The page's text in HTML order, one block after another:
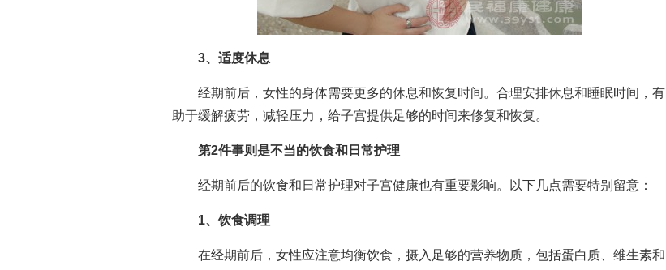
3、适度休息
经期前后，女性的身体需要更多的休息和恢复时间。合理安排休息和睡眠时间，有
助于缓解疲劳，减轻压力，给子宫提供足够的时间来修复和恢复。
第2件事则是不当的饮食和日常护理
经期前后的饮食和日常护理对子宫健康也有重要影响。以下几点需要特别留意：
1、饮食调理
在经期前后，女性应注意均衡饮食，摄入足够的营养物质，包括蛋白质、维生素和